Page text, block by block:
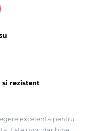
și rezistent
excelentă pentru